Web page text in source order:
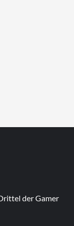
der Gamer